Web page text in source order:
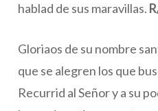
hablad de sus maravillas.
Gloriaos de su nombre
que se alegren los que
Recurrid al Señor y a su